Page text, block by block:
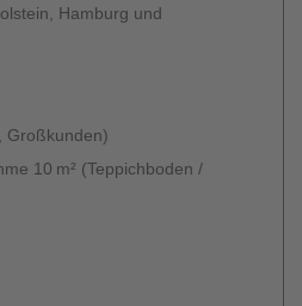
Hamburg und
Großkunden)
10 m² (Teppichboden /